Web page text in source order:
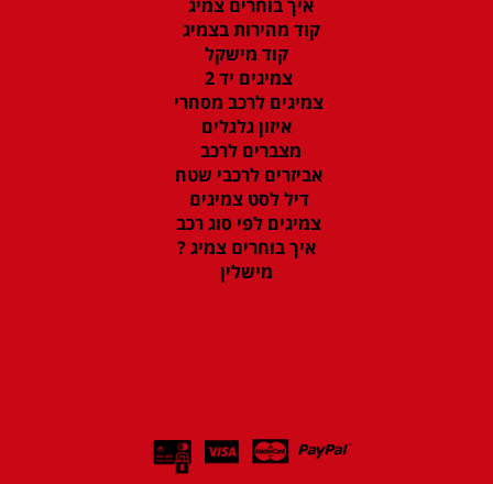
איך בוחרים צמיג
קוד מהירות בצמיג
קוד מישקל
צמיגים יד 2
צמיגים לרכב מסחרי
איזון גלגלים
מצברים לרכב
אביזרים לרכבי שטח
דיל לסט צמיגים
צמיגים לפי סוג רכב
איך בוחרים צמיג ?
מישלין